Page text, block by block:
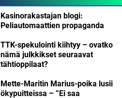
Kasinorakastajan blogi:
Peliautomaattien propaganda
TTK-spekulointi kiihtyy – ovatko
nämä julkkikset seuraavat
tähtioppilaat?
Mette-Maritin Marius-poika lusii
ökypuitteissa – ”Ei saa